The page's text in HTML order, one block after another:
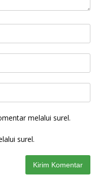
melalui surel.
surel.